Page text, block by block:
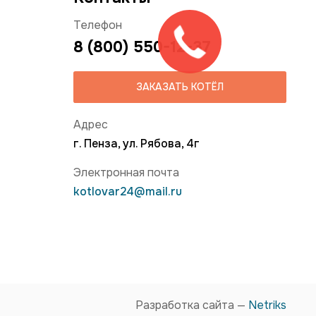
Телефон
8 (800) 550-12-37
ЗАКАЗАТЬ КОТЁЛ
Адрес
г. Пенза, ул. Рябова, 4г
Электронная почта
kotlovar24@mail.ru
Разработка сайта — Netriks